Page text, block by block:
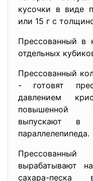
кусочки в виде
или 15 г с
Прессованный в
отдельных
Прессованный
- готовят
давлением
повышенной
выпускают в
параллелепипеда.
вырабатывают
сахара-